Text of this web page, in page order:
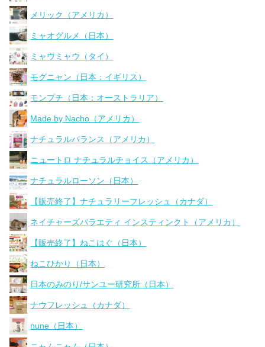
メリック（アメリカ）
ミャオグルメ（日本）
ミャウミャウ（タイ）
モグニャン（日本：イギリス）
モンプチ（日本：オーストラリア）
Made by Nacho（アメリカ）
ナチュラルバランス（アメリカ）
ニュートロ ナチュラルチョイス（アメリカ）
ナチュラルローソン（日本）
【販売終了】ナチュラリーフレッシュ（カナダ）
ネイチャーズバラエティ インスティンクト（アメリカ）
【販売終了】ねこはぐ（日本）
ねこひかり（日本）
日本のみのり/サンユー研究所（日本）
ナウフレッシュ（カナダ）
nune（日本）